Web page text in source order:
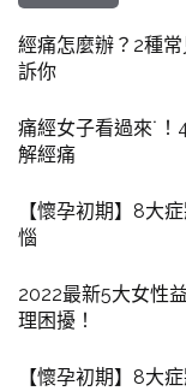
經痛怎麼辦？2種
訴你
痛經女子看過來˙
解經痛
【懷孕初期】8大
惱
2022最新5大女性
理困擾！
【懷孕初期】8大